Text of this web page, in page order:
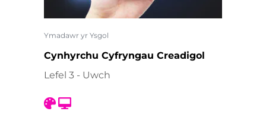
Ymadawr yr Ysgol
Cynhyrchu Cyfryngau Creadigol
Lefel 3 - Uwch